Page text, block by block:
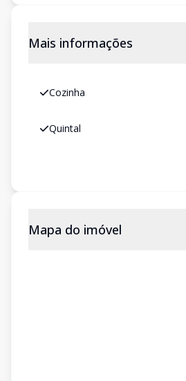
Mais informações
Cozinha
Quintal
Mapa do imóvel